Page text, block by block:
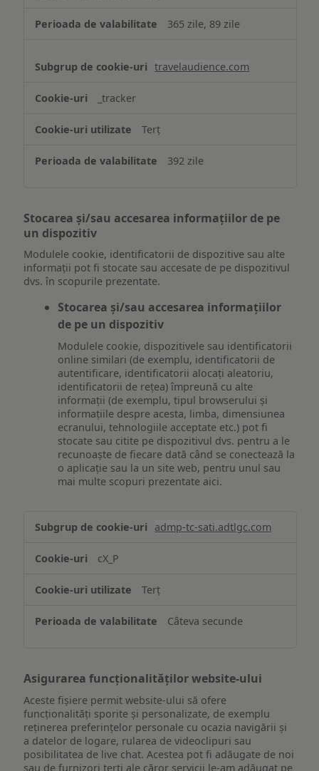
365 zile, 89 zile
travelaudience.com
_tracker
Terț
392 zile
Stocarea și/sau accesarea informațiilor de pe
un dispozitiv
Modulele cookie, identificatorii de dispozitive sau alte
informații pot fi stocate sau accesate de pe dispozitivul
dvs. în scopurile prezentate.
Stocarea și/sau accesarea informațiilor
de pe un dispozitiv
Modulele cookie, dispozitivele sau identificatorii
online similari (de exemplu, identificatorii de
autentificare, identificatorii alocați aleatoriu,
identificatorii de rețea) împreună cu alte
informații (de exemplu, tipul browserului și
informațiile despre acesta, limba, dimensiunea
ecranului, tehnologiile acceptate etc.) pot fi
stocate sau citite pe dispozitivul dvs. pentru a le
recunoaște de fiecare dată când se conectează la
o aplicație sau la un site web, pentru unul sau
mai multe scopuri prezentate aici.
și/sau
informațiilor
pe
dispozitiv
admp-tc-sati.adtlgc.com
cX_P
Terț
Câteva secunde
Asigurarea funcționalităților website-ului
Aceste fișiere permit website-ului să ofere
funcționalități sporite și personalizate, de exemplu
reţinerea preferinţelor personale cu ocazia navigării și
a datelor de logare, rularea de videoclipuri sau
posibilitatea de live chat. Acestea pot fi adăugate de noi
sau de furnizori terți ale căror servicii le-am adăugat pe